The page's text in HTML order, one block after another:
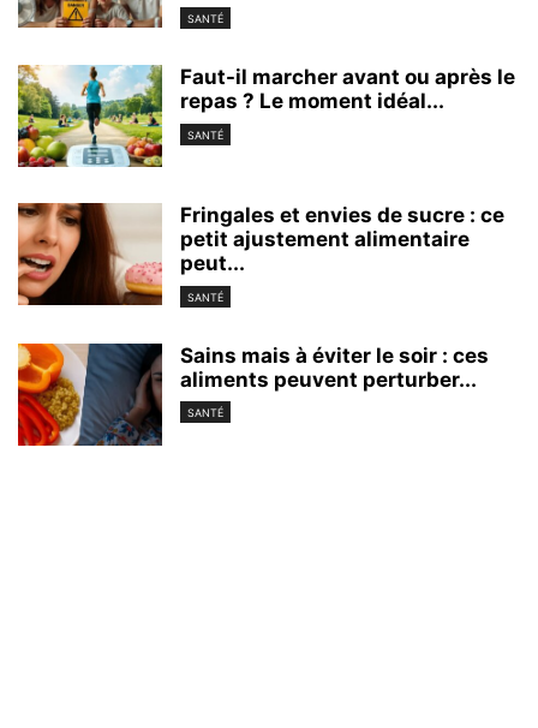
SANTÉ
Faut-il marcher avant ou après le
repas ? Le moment idéal...
SANTÉ
Fringales et envies de sucre : ce
petit ajustement alimentaire
peut...
SANTÉ
Sains mais à éviter le soir : ces
aliments peuvent perturber...
SANTÉ